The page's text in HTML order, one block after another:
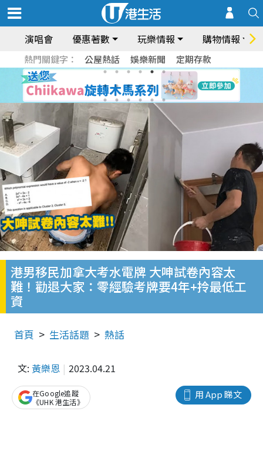
演唱會 優惠著數 玩樂情報 購物情報
熱門關鍵字： 公屋熱話 娛樂新聞 定期存款
港男移民加拿大考水電牌 大呻試卷內容太
難！勸退大家：零經驗考牌要4年+拎最低工
資
首頁 生活話題 熱話
文: 黃樂恩 2023.04.21
用 App 睇文
在Google追蹤
《UHK 港生活》